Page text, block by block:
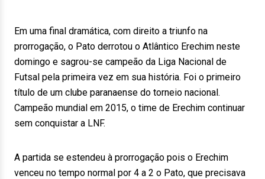
Em uma final dramática, com direito a triunfo na
prorrogação, o Pato derrotou o Atlântico Erechim neste
domingo e sagrou-se campeão da Liga Nacional de
Futsal pela primeira vez em sua história. Foi o primeiro
título de um clube paranaense do torneio nacional.
Campeão mundial em 2015, o time de Erechim continuar
sem conquistar a LNF.
A partida se estendeu à prorrogação pois o Erechim
venceu no tempo normal por 4 a 2 o Pato, que precisava